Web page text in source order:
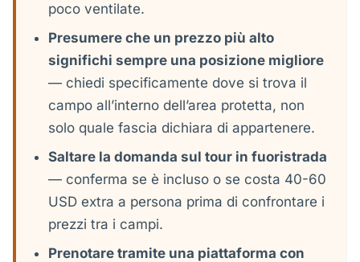
poco ventilate.
Presumere che un prezzo più alto
significhi sempre una posizione migliore
— chiedi specificamente dove si trova il
campo all’interno dell’area protetta, non
solo quale fascia dichiara di appartenere.
Saltare la domanda sul tour in fuoristrada
— conferma se è incluso o se costa 40-60
USD extra a persona prima di confrontare i
prezzi tra i campi.
Prenotare tramite una piattaforma con